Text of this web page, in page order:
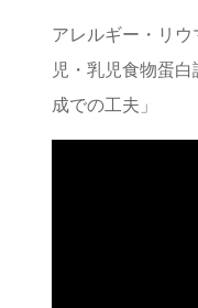
アレルギー・リ
児・乳児食物蛋
成での工夫」